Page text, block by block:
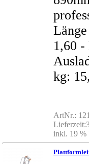
1,60 -
kg:
ArtNr.:
inkl. 19